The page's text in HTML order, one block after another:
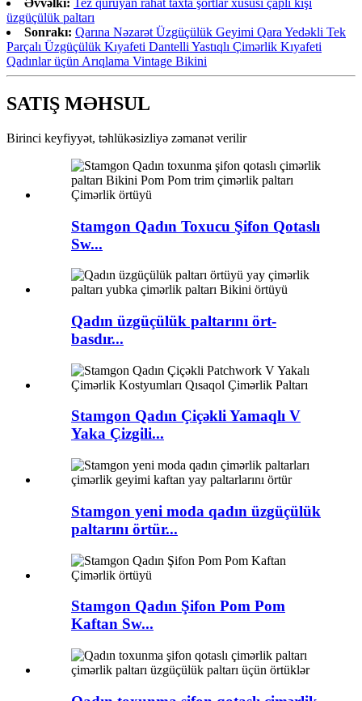
Əvvəlki:
Tez quruyan rahat taxta şortlar xüsusi çaplı kişi
üzgüçülük paltarı
Sonrakı: Qarına Nəzarət Üzgüçülük Geyimi Qara Yedəkli Tek
Parçalı Üzgüçülük Kıyafeti Dantelli Yastıqlı Çimərlik Kıyafeti
Qadınlar üçün Arıqlama Vintage Bikini
SATIŞ MƏHSUL
Birinci keyfiyyət, təhlükəsizliyə zəmanət verilir
Stamgon Qadın Toxucu Şifon Qotaslı
Sw...
Qadın üzgüçülük paltarını ört-
basdır...
Stamgon Qadın Çiçəkli Yamaqlı V
Yaka Çizgili...
Stamgon yeni moda qadın üzgüçülük
paltarını örtür...
Stamgon Qadın Şifon Pom Pom
Kaftan Sw...